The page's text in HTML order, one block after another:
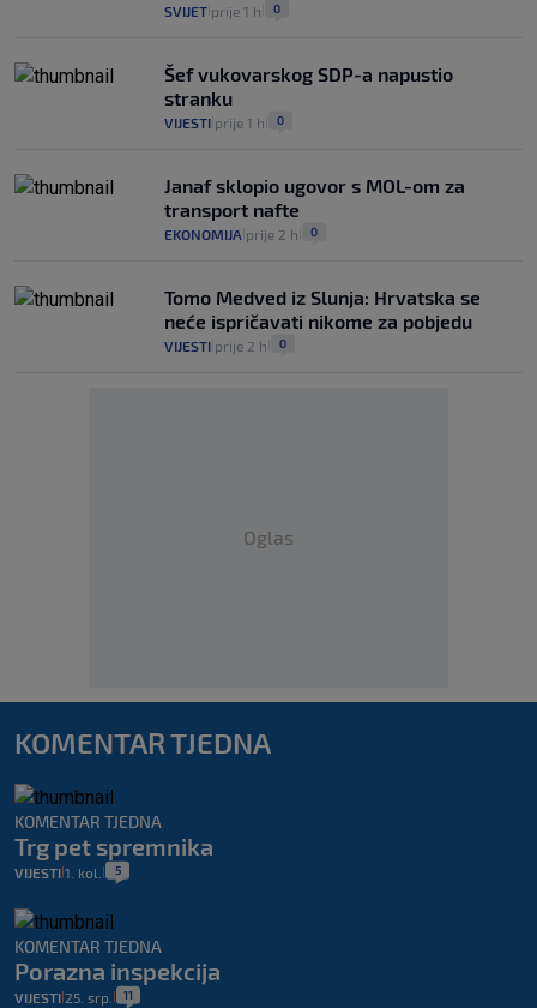
SVIJET prije 1 h 0
Šef vukovarskog SDP-a napustio
stranku
VIJESTI prije 1 h 0
Janaf sklopio ugovor s MOL-om za
transport nafte
EKONOMIJA prije 2 h 0
Tomo Medved iz Slunja: Hrvatska se
neće ispričavati nikome za pobjedu
VIJESTI prije 2 h 0
Oglas
KOMENTAR TJEDNA
KOMENTAR TJEDNA
Trg pet spremnika
VIJESTI 1. kol. 5
KOMENTAR TJEDNA
Porazna inspekcija
VIJESTI 25. srp. 11